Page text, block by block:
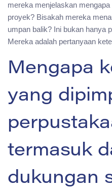
mereka menjelaskan
proyek? Bisakah mereka
umpan balik? Ini bukan hanya
Mereka adalah pertanyaan
Mengapa
yang
termasuk
dukungan